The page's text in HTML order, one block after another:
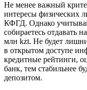
Не менее важный
интересы физических
КФГД. Однако
собираетесь отдавать
млн kzt. Не будет
в открытом доступе
кредитные рейтинги,
банк, тем стабильнее
депозитом.